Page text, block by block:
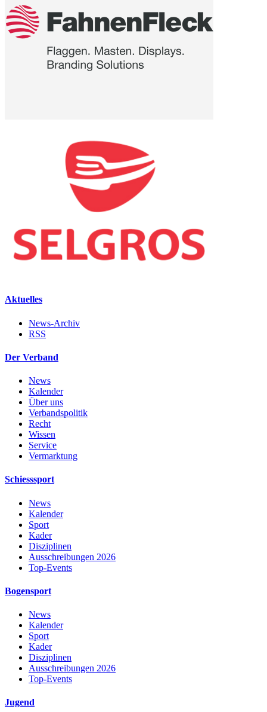
Aktuelles
News-Archiv
RSS
Der Verband
News
Kalender
Über uns
Verbandspolitik
Recht
Wissen
Service
Vermarktung
Schiesssport
News
Kalender
Sport
Kader
Disziplinen
Ausschreibungen 2026
Top-Events
Bogensport
News
Kalender
Sport
Kader
Disziplinen
Ausschreibungen 2026
Top-Events
Jugend